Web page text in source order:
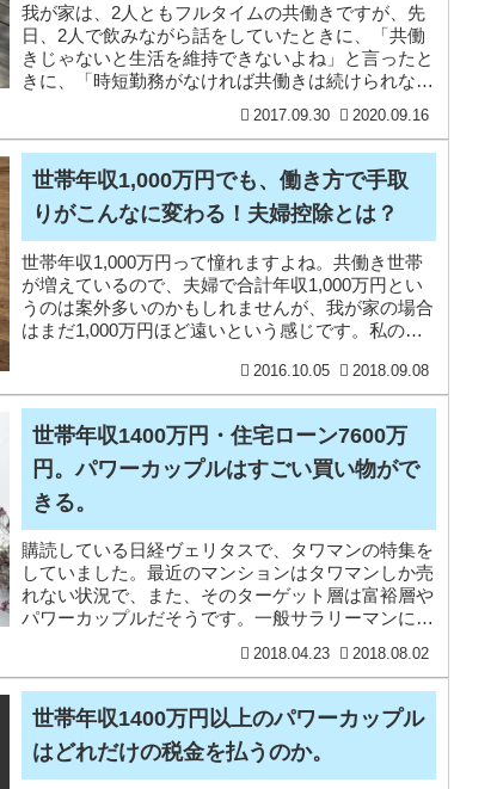
我が家は、2人ともフルタイムの共働きですが、先
日、2人で飲みながら話をしていたときに、「共働
きじゃないと生活を維持できないよね」と言ったと
きに、「時短勤務がなければ共働きは続けられな
2017.09.30 2020.09.16
世帯年収1,000万円でも、働き方で手取
りがこんなに変わる！夫婦控除とは？
世帯年収1,000万円って憧れますよね。共働き世帯
が増えているので、夫婦で合計年収1,000万円とい
うのは案外多いのかもしれませんが、我が家の場合
はまだ1,000万円ほど遠いという感じです。私のま
2016.10.05 2018.09.08
世帯年収1400万円・住宅ローン7600万
円。パワーカップルはすごい買い物がで
きる。
購読している日経ヴェリタスで、タワマンの特集を
していました。最近のマンションはタワマンしか売
れない状況で、また、そのターゲット層は富裕層や
パワーカップルだそうです。一般サラリーマンには
2018.04.23 2018.08.02
世帯年収1400万円以上のパワーカップル
はどれだけの税金を払うのか。